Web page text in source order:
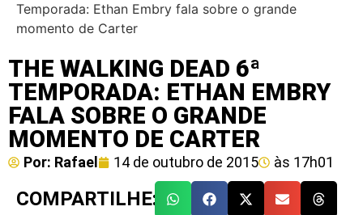
Temporada: Ethan Embry fala sobre o grande
momento de Carter
THE WALKING DEAD 6ª
TEMPORADA: ETHAN EMBRY
FALA SOBRE O GRANDE
MOMENTO DE CARTER
Por: Rafael 14 de outubro de 2015 às 17h01
COMPARTILHE: